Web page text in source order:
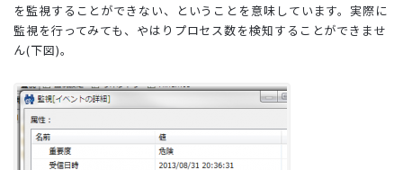
を監視することができない、ということを意味しています。実際に
監視を行ってみても、やはりプロセス数を検知することができませ
ん(下図)。